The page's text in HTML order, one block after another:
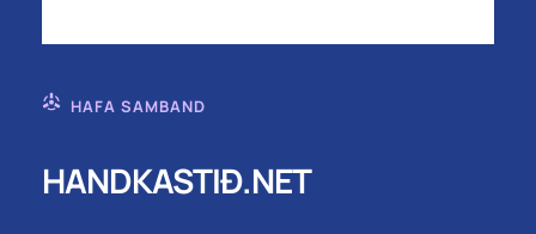
HAFA SAMBAND
HANDKASTIÐ.NET